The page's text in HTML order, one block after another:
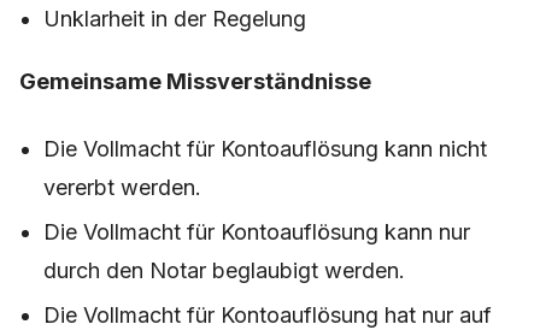
Unklarheit in der Regelung
Gemeinsame Missverständnisse
Die Vollmacht für Kontoauflösung kann nicht
vererbt werden.
Die Vollmacht für Kontoauflösung kann nur
durch den Notar beglaubigt werden.
Die Vollmacht für Kontoauflösung hat nur auf